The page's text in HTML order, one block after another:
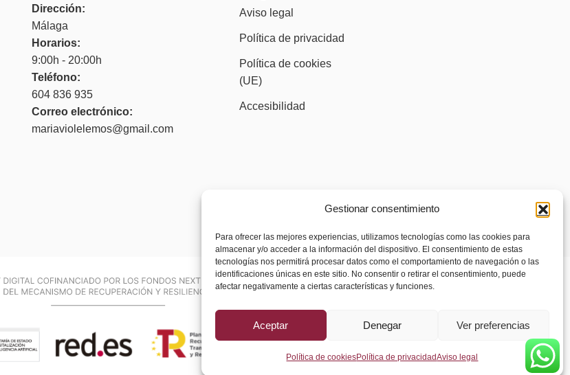
Gestionar consentimiento
Para ofrecer las mejores experiencias, utilizamos tecnologías como las cookies para
almacenar y/o acceder a la información del dispositivo. El consentimiento de estas
tecnologías nos permitirá procesar datos como el comportamiento de navegación o las
identificaciones únicas en este sitio. No consentir o retirar el consentimiento, puede
afectar negativamente a ciertas características y funciones.
Aceptar Denegar Ver preferencias
Política de cookiesPolítica de privacidadAviso legal
Dirección:
Málaga
Horarios:
9:00h - 20:00h
Teléfono:
604 836 935
Correo electrónico:
mariaviolelemos@gmail.com
Aviso legal
Política de privacidad
Política de cookies
(UE)
Accesibilidad